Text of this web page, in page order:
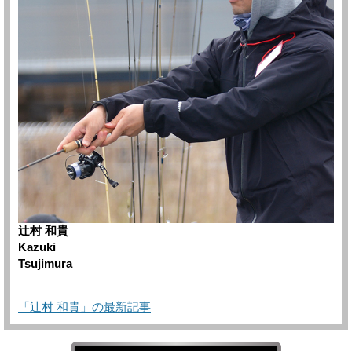
辻村 和貴
Kazuki
Tsujimura
「辻村 和貴」の最新記事